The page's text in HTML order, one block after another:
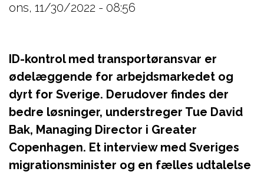
ons, 11/30/2022 - 08:56
ID-kontrol med transportøransvar er
ødelæggende for arbejdsmarkedet og
dyrt for Sverige. Derudover findes der
bedre løsninger, understreger Tue David
Bak, Managing Director i Greater
Copenhagen. Et interview med Sveriges
migrationsminister og en fælles udtalelse